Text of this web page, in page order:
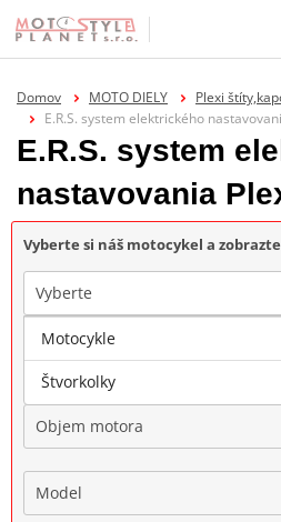
Domov MOTO DIELY
Plexi
E.R.S. system elektrického
E.R.S. system
nastavovania
Vyberte si náš motocykel a
Vyberte
Značka
Objem motora
Model
Motocykle
Štvorkolky